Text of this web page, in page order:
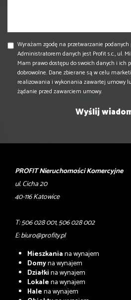
Wyrażam zgodę na przetwarzanie
Administratorem danych jest Profit s.c., ul.
Mam prawo dostępu do swoich danych i ich
dobrowolne. Dane zbierane są w celu
realizowania i wykonania zawartej umowy
żądanie przed zawarciem umowy.
PROFIT Nieruchomości Komercyjne
ul. Cicha 20
40-116 Katowice
T: 506 028 001, 506 028 002
E:biuro@profity.pl
Mieszkaniana wynajem
Domyna wynajem
Działkina wynajem
Lokalena wynajem
Halena wynajem